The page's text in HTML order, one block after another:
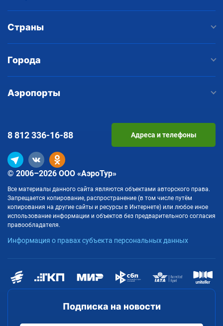
Страны
Города
Аэропорты
Подписка на новости
© 2006–2026 ООО «АэроТур»
Все материалы данного сайта являются объектами авторского права.
Запрещается копирование, распространение (в том числе путём
копирования на другие сайты и ресурсы в Интернете) или любое иное
использование информации и объектов без предварительного согласия
правообладателя.
Информация о правах субъекта персональных данных
8 812336-16-88 Адреса и телефоны